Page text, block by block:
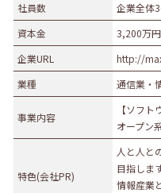
社員数
企業全体
資本金
3,200万円
企業URL
http://
業種
通信業・
事業内容
【ソフト
オープン
特色(会社PR)
人と人と
目指します
情報産業